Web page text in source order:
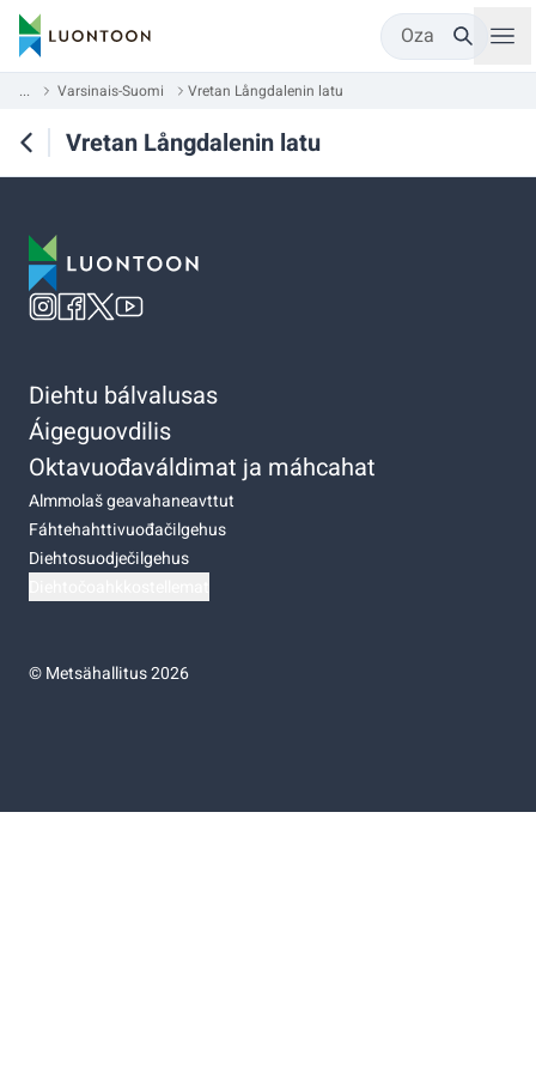
Oza
... Varsinais-Suomi Vretan Långdalenin latu
Vretan Långdalenin latu
Diehtu bálvalusas
Áigeguovdilis
Oktavuođaváldimat ja máhcahat
Almmolaš geavahaneavttut
Fáhtehahttivuođačilgehus
Diehtosuodječilgehus
©Metsähallitus 2026